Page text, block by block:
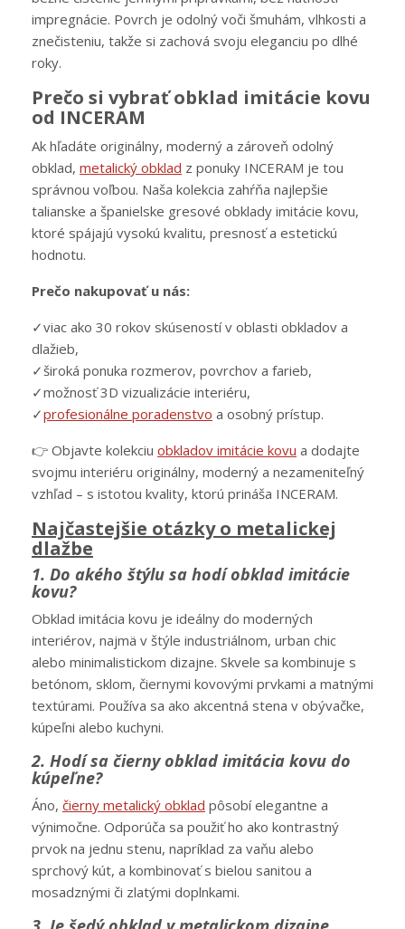
impregnácie. Povrch je odolný voči šmuhám, vlhkosti a
znečisteniu, takže si zachová svoju eleganciu po dlhé
roky.
Prečo si vybrať obklad imitácie kovu
od INCERAM
Ak hľadáte originálny, moderný a zároveň odolný
obklad, metalický obklad z ponuky INCERAM je tou
správnou voľbou. Naša kolekcia zahŕňa najlepšie
talianske a španielske gresové obklady imitácie kovu,
ktoré spájajú vysokú kvalitu, presnosť a estetickú
hodnotu.
Prečo nakupovať u nás:
✓viac ako 30 rokov skúseností v oblasti obkladov a
dlažieb,
✓široká ponuka rozmerov, povrchov a farieb,
✓možnosť 3D vizualizácie interiéru,
✓profesionálne poradenstvo a osobný prístup.
👉 Objavte kolekciu obkladov imitácie kovu a dodajte
svojmu interiéru originálny, moderný a nezameniteľný
vzhľad – s istotou kvality, ktorú prináša INCERAM.
Najčastejšie otázky o metalickej
dlažbe
1. Do akého štýlu sa hodí obklad imitácie
kovu?
Obklad imitácia kovu je ideálny do moderných
interiérov, najmä v štýle industriálnom, urban chic
alebo minimalistickom dizajne. Skvele sa kombinuje s
betónom, sklom, čiernymi kovovými prvkami a matnými
textúrami. Používa sa ako akcentná stena v obývačke,
kúpeľni alebo kuchyni.
2. Hodí sa čierny obklad imitácia kovu do
kúpeľne?
Áno, čierny metalický obklad pôsobí elegantne a
výnimočne. Odporúča sa použiť ho ako kontrastný
prvok na jednu stenu, napríklad za vaňu alebo
sprchový kút, a kombinovať s bielou sanitou a
mosadznými či zlatými doplnkami.